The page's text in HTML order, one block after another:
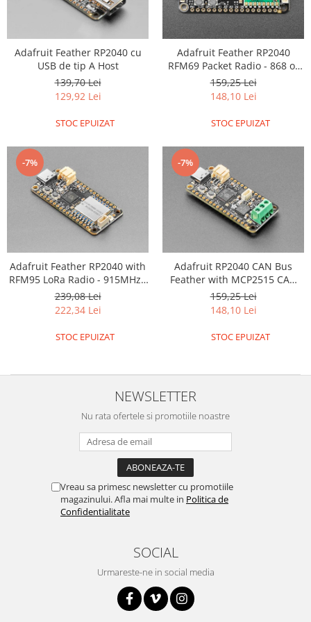
Motoare
Micro Metal
Motor 25D
Motor 37D
Stepper
Sub-Micro
Tamiya
Roti si Senile
Sasiu
Servomotoare
Suruburi, Piulite, Conectare
Platforme de dezvoltare
.NET
Adafruit Feather RP2040 cu
USB de tip A Host
139,70 Lei
129,92 Lei
STOC EPUIZAT
Adafruit Feather RP2040
RFM69 Packet Radio - 868 or
915MHz - RadioFruit and
STEMMA QT
159,25 Lei
148,10 Lei
STOC EPUIZAT
-7%
Adafruit Feather RP2040 with
RFM95 LoRa Radio - 915MHz -
RadioFruit and STEMMA QT
239,08 Lei
222,34 Lei
STOC EPUIZAT
-7%
Adafruit RP2040 CAN Bus
Feather with MCP2515 CAN
Controller - STEMMA QT
159,25 Lei
148,10 Lei
STOC EPUIZAT
NEWSLETTER
Nu rata ofertele si promotiile noastre
Vreau sa primesc newsletter cu promotiile
magazinului. Afla mai multe in Politica de
Confidentialitate
SOCIAL
Urmareste-ne in social media